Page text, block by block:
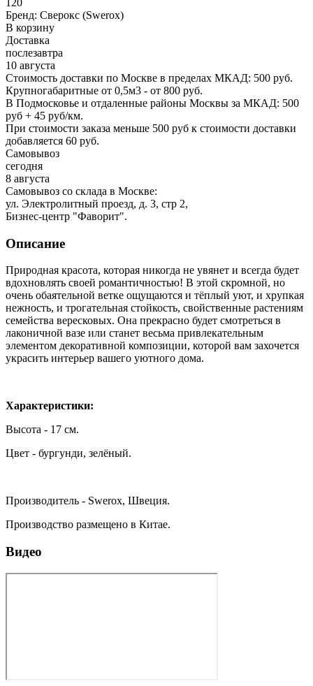
Бренд: Сверокс (Swerox)
В корзину
Доставка
послезавтра
10 августа
Стоимость доставки по Москве в пределах МКАД: 500 руб.
Крупногабаритные от 0,5м3 - от 800 руб.
В Подмосковье и отдаленные районы Москвы за МКАД: 500
руб + 45 руб/км.
При стоимости заказа меньше 500 руб к стоимости доставки
добавляется 60 руб.
Самовывоз
сегодня
8 августа
Самовывоз со склада в Москве:
ул. Электролитный проезд, д. 3, стр 2,
Бизнес-центр "Фаворит".
Описание
Природная красота, которая никогда не увянет и всегда будет
вдохновлять своей романтичностью! В этой скромной, но
очень обаятельной ветке ощущаются и тёплый уют, и хрупкая
нежность, и трогательная стойкость, свойственные растениям
семейства вересковых. Она прекрасно будет смотреться в
лаконичной вазе или станет весьма привлекательным
элементом декоративной композиции, которой вам захочется
украсить интерьер вашего уютного дома.
Характеристики:
Высота - 17 см.
Цвет - бургунди, зелёный.
Производитель - Swerox, Швеция.
Производство размещено в Китае.
Видео